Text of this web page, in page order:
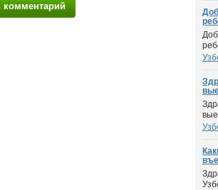
комментарий